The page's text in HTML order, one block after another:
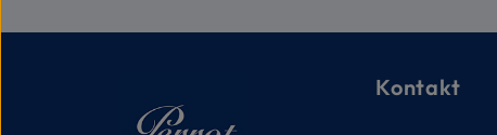
Kontakt